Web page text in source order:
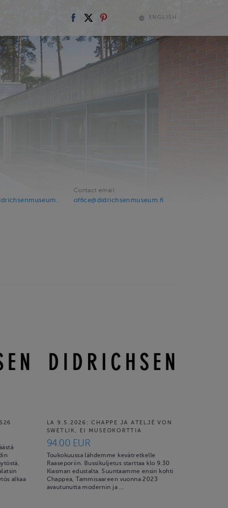
ENGLISH
Contact email
office@didrichsenmuseum.fi
alkaa
LA 9.5.2026: CHAPPE JA ATELJÉ VON
SWETLIK, EI MUSEOKORTTIA
94.00 EUR
Toukokuussa lähdemme kevätretkelle
Raaseporiin. Bussikuljetus starttaa klo 9.30
Kiasman edustalta. Suuntaamme ensin kohti
Chappea, Tammisaareen vuonna 2023
avautunutta modernin ja …